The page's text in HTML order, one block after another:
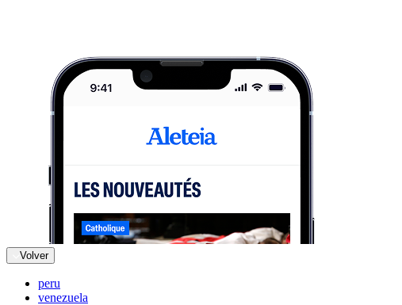
Volver
peru
venezuela